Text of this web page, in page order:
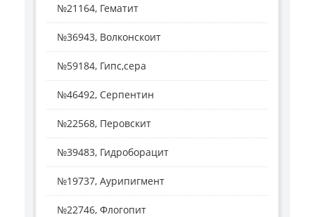
№21164, Гематит
№36943, Волконскоит
№59184, Гипс,сера
№46492, Серпентин
№22568, Перовскит
№39483, Гидроборацит
№19737, Аурипигмент
№22746, Флогопит